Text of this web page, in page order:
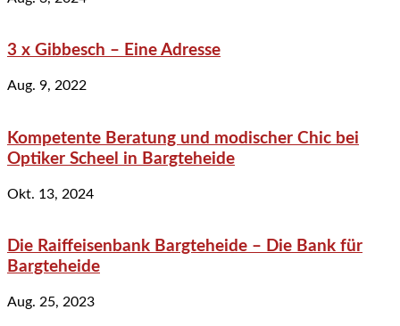
3 x Gibbesch – Eine Adresse
Aug. 9, 2022
Kompetente Beratung und modischer Chic bei
Optiker Scheel in Bargteheide
Okt. 13, 2024
Die Raiffeisenbank Bargteheide – Die Bank für
Bargteheide
Aug. 25, 2023